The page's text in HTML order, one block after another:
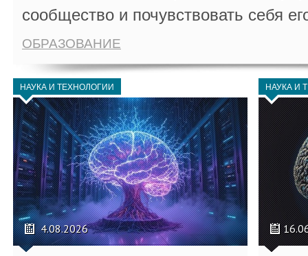
сообщество и почувствовать себя
ОБРАЗОВАНИЕ
НАУКА И ТЕХНОЛОГИИ
4.08.2026
НАУКА И